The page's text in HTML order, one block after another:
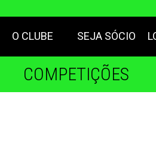
O CLUBE SEJA SÓCIO
COMPETIÇÕES